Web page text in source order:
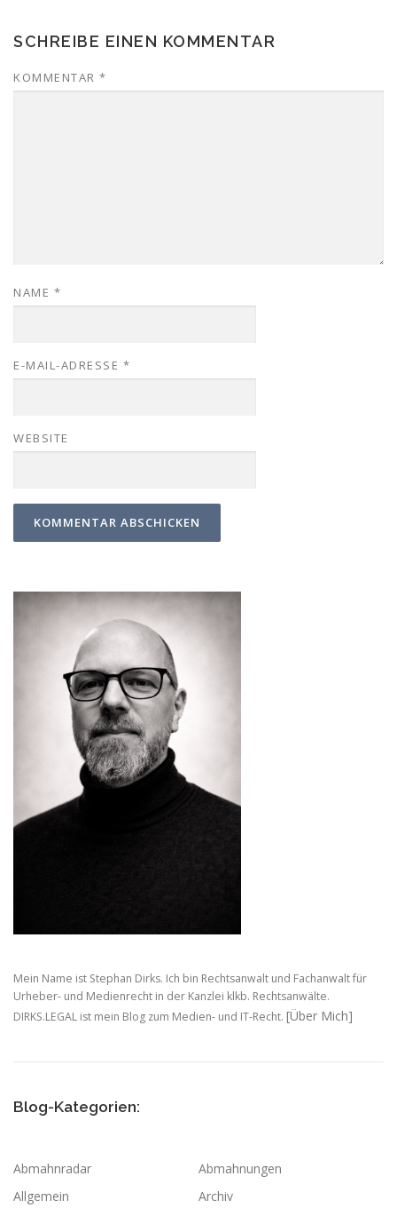
SCHREIBE EINEN KOMMENTAR
KOMMENTAR *
NAME *
E-MAIL-ADRESSE *
WEBSITE
Mein Name ist Stephan Dirks. Ich bin Rechtsanwalt und Fachanwalt für
Urheber- und Medienrecht in der Kanzlei klkb. Rechtsanwälte.
DIRKS.LEGAL ist mein Blog zum Medien- und IT-Recht. [Über Mich]
Blog-Kategorien:
Abmahnradar
Abmahnungen
Allgemein
Archiv